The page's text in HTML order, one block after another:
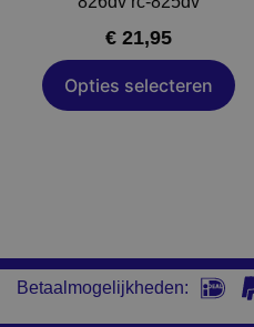
€21,95
Opties selecteren
de
productpagina
Betaalmogelijkheden: